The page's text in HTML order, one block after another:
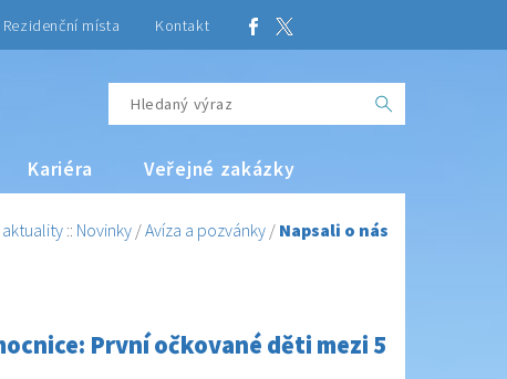
Rezidenční místa Kontakt
Kariéra Veřejné zakázky
:: Novinky /Avíza a pozvánky / Napsali o nás
První očkované děti mezi 5